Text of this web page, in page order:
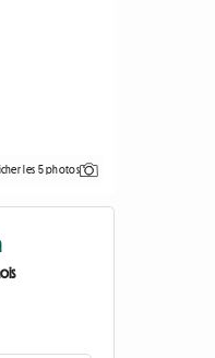
les 5 photos